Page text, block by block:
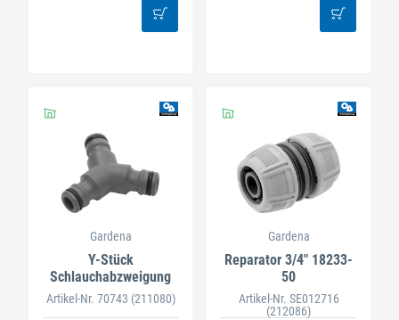
Gardena
Y-Stück
Schlauchabzweigung
Artikel-Nr. 70743 (211080)
Gardena
Reparator 3/4" 18233-
50
Artikel-Nr. SE012716
(212086)